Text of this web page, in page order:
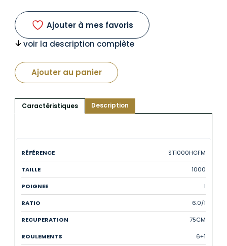
Ajouter à mes favoris
voir la description complète
Ajouter au panier
Caractéristiques Description
ST1000HGFM
1000
I
6.0/1
75CM
6+1